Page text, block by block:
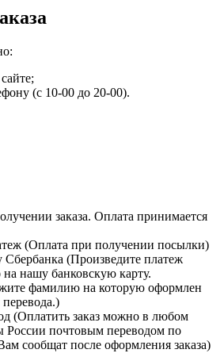
(с 10-00 до 20-00).
заказа. Оплата принимается
(Оплата при получении посылки)
Сбербанка (Произведите платеж
на нашу банковскую карту.
фамилию на которую оформлен
(Оплатить заказ можно в любом
России почтовым переводом по
сообщат после оформления заказа)